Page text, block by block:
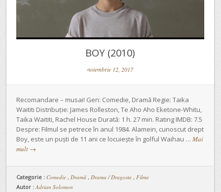
BOY (2010)
noiembrie 12, 2017
Recomandare – musai! Gen: Comedie, Dramă Regie: Taika
Waititi Distribuție: James Rolleston, Te Aho Aho Eketone-Whitu,
Taika Waititi, Rachel House Durată: 1 h. 27 min. Rating IMDB: 7.5
Despre: Filmul se petrece în anul 1984. Alamein, cunoscut drept
Boy, este un puști de 11 ani ce locuiește în golful Waihau … Mai
mult →
Categorie : Comedie , Dramă , Drama / Dragoste , Filme
Autor : Adrian Solomon